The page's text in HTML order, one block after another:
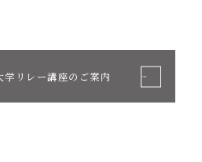
リレー講座のご案内